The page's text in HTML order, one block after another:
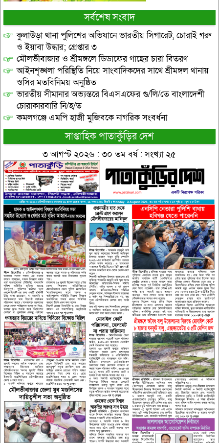
সর্বশেষ সংবাদ
কুলাউড়া থানা পুলিশের অভিযানে ভারতীয় সিগারেট, চোরাই গরু
ও ইয়াবা উদ্ধার; গ্রেপ্তার ৩
মৌলভীবাজার ও শ্রীমঙ্গলে ডিডাফের গাছের চারা বিতরণ
আইনশৃঙ্খলা পরিস্থিতি নিয়ে সাংবাদিকদের সাথে শ্রীমঙ্গল থানায়
ওসির মতবিনিময় অনুষ্ঠিত
ভারতীয় সীমানার অভ্যন্তরে বিএসএফের গু/লি/তে বাংলাদেশী
চোরাকারবারি নি/হ/ত
কমলগঞ্জে এমপি হাজী মুজিবকে নাগরিক সংবর্ধনা
সাপ্তাহিক পাতাকুঁড়ির দেশ
৩ আগস্ট ২০২৬ : ৩০ তম বর্ষ : সংখ্যা ২৫